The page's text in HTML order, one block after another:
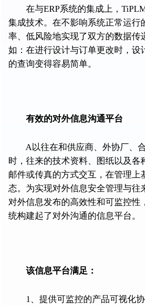
在与ERP系统的集成上，
集成技术。在不影响系统正常运行
率、低风险地实现了双方的数据传
如：在进行设计与订单更改时，设
的查询变得容易简单。
有效的对外信息沟通平台
A以往在和供应商、外协厂、
时，往来的技术资料、图纸以及各
邮件或传真的方式交互，在管理上
态。为实现对外信息安全管理与往
对外信息发布的高效性和可监控性
统构建起了对外沟通的信息平台。
该信息平台满足：
1、提供可监控的产品可视化协